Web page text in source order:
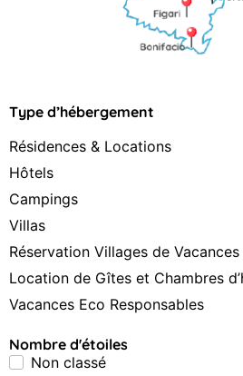
Type d’hébergement
Résidences & Locations
Hôtels
Campings
Villas
Réservation Villages de
Location de Gîtes et Chambres
Vacances Eco Responsables
Nombre d'étoiles
Non classé